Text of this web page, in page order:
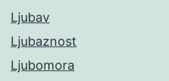
Ljubav
Ljubaznost
Ljubomora